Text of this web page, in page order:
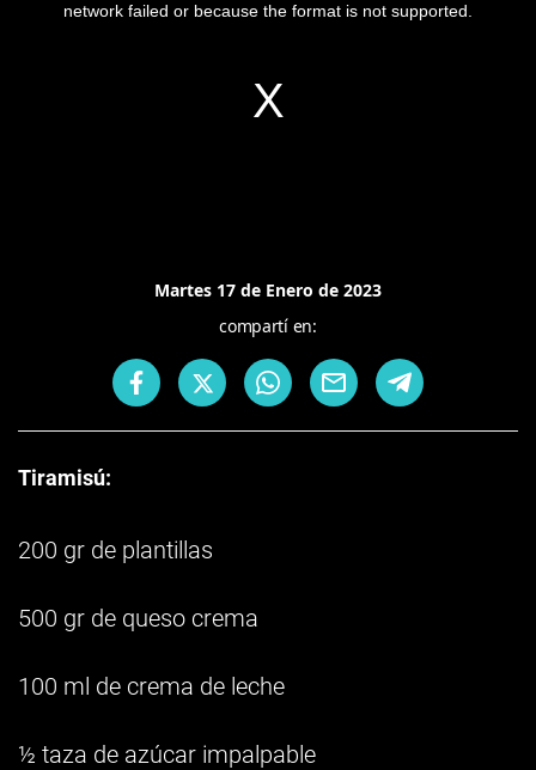
network failed or because the format is not supported.
Martes 17 de Enero de 2023
compartí en:
Tiramisú:
200 gr de plantillas
500 gr de queso crema
100 ml de crema de leche
½ taza de azúcar impalpable